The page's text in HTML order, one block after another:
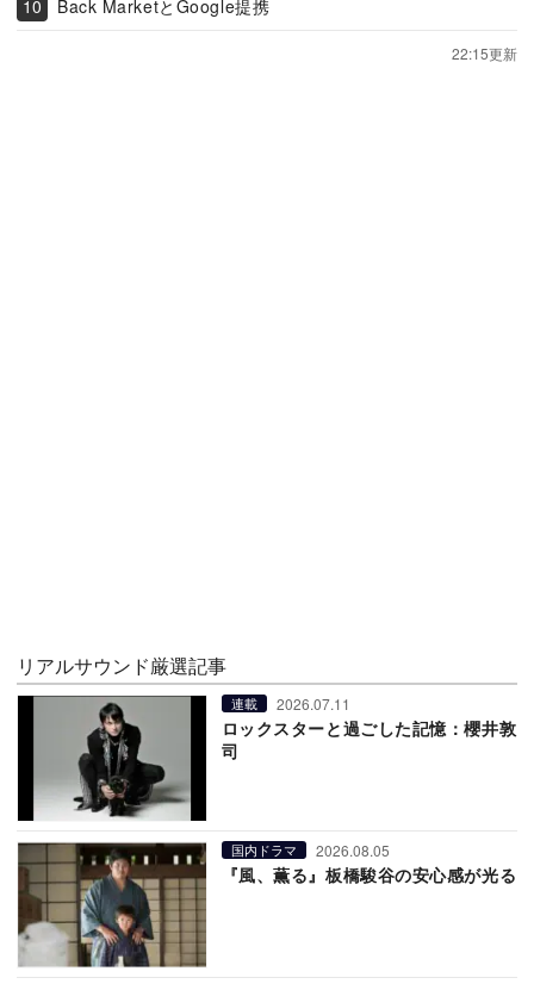
Back MarketとGoogle提携
22:15更新
リアルサウンド厳選記事
連載 2026.07.11
ロックスターと過ごした記憶：櫻井敦
司
国内ドラマ 2026.08.05
『風、薫る』板橋駿谷の安心感が光る